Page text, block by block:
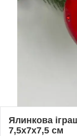
Ялинкова
7,5х7х7,5 см